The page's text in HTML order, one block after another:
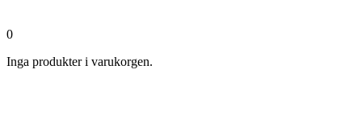
0
Inga produkter i varukorgen.